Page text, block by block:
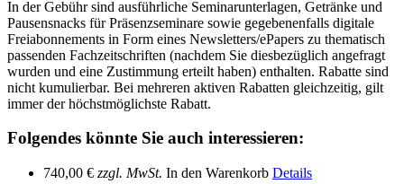
In der Gebühr sind ausführliche Seminarunterlagen, Getränke und
Pausensnacks für Präsenzseminare sowie gegebenenfalls digitale
Freiabonnements in Form eines Newsletters/ePapers zu thematisch
passenden Fachzeitschriften (nachdem Sie diesbezüglich angefragt
wurden und eine Zustimmung erteilt haben) enthalten. Rabatte sind
nicht kumulierbar. Bei mehreren aktiven Rabatten gleichzeitig, gilt
immer der höchstmöglichste Rabatt.
Folgendes könnte Sie auch interessieren:
740,00 € zzgl. MwSt. In den Warenkorb Details